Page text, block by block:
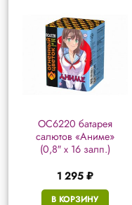
ОС6220 батарея
салютов «Аниме»
(0,8″ х 16 залп.)
1 295 ₽
В КОРЗИНУ